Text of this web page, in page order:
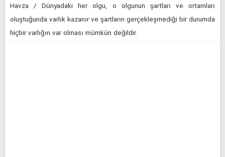
Havza / Dünyadaki her olgu, o olgunun şartları ve ortamları
oluştuğunda varlık kazanır ve şartların gerçekleşmediği bir durumda
hiçbir varlığın var olması mümkün değildir.